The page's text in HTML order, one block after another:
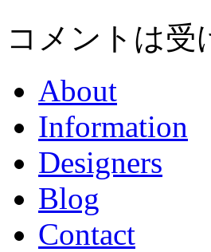
コメントは受
About
Information
Designers
Blog
Contact